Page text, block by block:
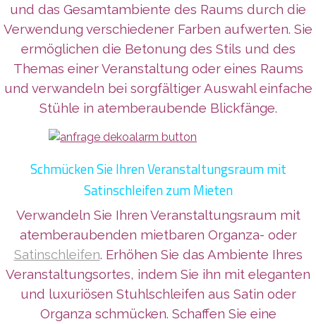
und das Gesamtambiente des Raums durch die
Verwendung verschiedener Farben aufwerten. Sie
ermöglichen die Betonung des Stils und des
Themas einer Veranstaltung oder eines Raums
und verwandeln bei sorgfältiger Auswahl einfache
Stühle in atemberaubende Blickfänge.
Schmücken Sie Ihren Veranstaltungsraum mit
Satinschleifen zum Mieten
Verwandeln Sie Ihren Veranstaltungsraum mit
atemberaubenden mietbaren Organza- oder
Satinschleifen. Erhöhen Sie das Ambiente Ihres
Veranstaltungsortes, indem Sie ihn mit eleganten
und luxuriösen Stuhlschleifen aus Satin oder
Organza schmücken. Schaffen Sie eine